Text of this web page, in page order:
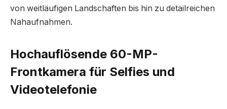
von weitläufigen Landschaften bis hin zu detailreichen
Nahaufnahmen.
Hochauflösende 60-MP-
Frontkamera für Selfies und
Videotelefonie